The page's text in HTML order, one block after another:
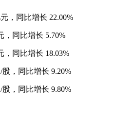
，同比增长 22.00%
，同比增长 5.70%
，同比增长 18.03%
，同比增长 9.20%
，同比增长 9.80%